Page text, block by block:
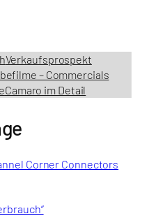
Verkaufsprospekt
– Commercials
Camaro im Detail
Corner Connectors